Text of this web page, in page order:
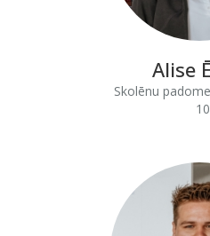
Alise
Skolēnu